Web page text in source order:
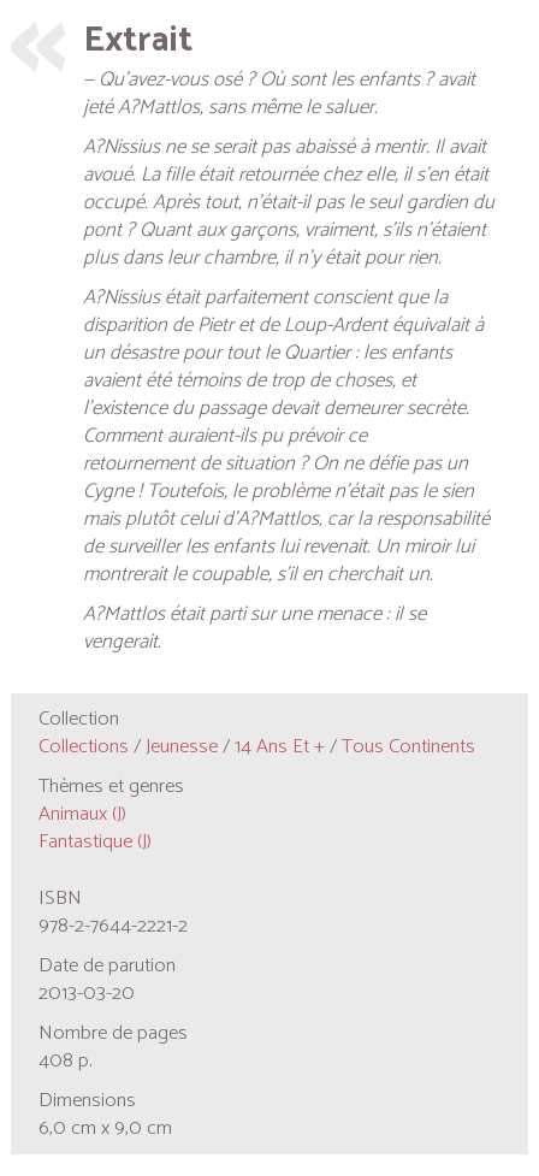
Extrait
— Qu’avez-vous osé ? Où sont les enfants ? avait
jeté A?Mattlos, sans même le saluer.
A?Nissius ne se serait pas abaissé à mentir. Il avait
avoué. La fille était retournée chez elle, il s’en était
occupé. Après tout, n’était-il pas le seul gardien du
pont ? Quant aux garçons, vraiment, s’ils n’étaient
plus dans leur chambre, il n’y était pour rien.
A?Nissius était parfaitement conscient que la
disparition de Pietr et de Loup-Ardent équivalait à
un désastre pour tout le Quartier : les enfants
avaient été témoins de trop de choses, et
l’existence du passage devait demeurer secrète.
Comment auraient-ils pu prévoir ce
retournement de situation ? On ne défie pas un
Cygne ! Toutefois, le problème n’était pas le sien
mais plutôt celui d’A?Mattlos, car la responsabilité
de surveiller les enfants lui revenait. Un miroir lui
montrerait le coupable, s’il en cherchait un.
A?Mattlos était parti sur une menace : il se
vengerait.
Collection
Collections/Jeunesse/14 Ans Et +/Tous Continents
Thèmes et genres
Animaux (J)
Fantastique (J)
ISBN
978-2-7644-2221-2
Date de parution
2013-03-20
Nombre de pages
408 p.
Dimensions
6,0 cm x 9,0 cm